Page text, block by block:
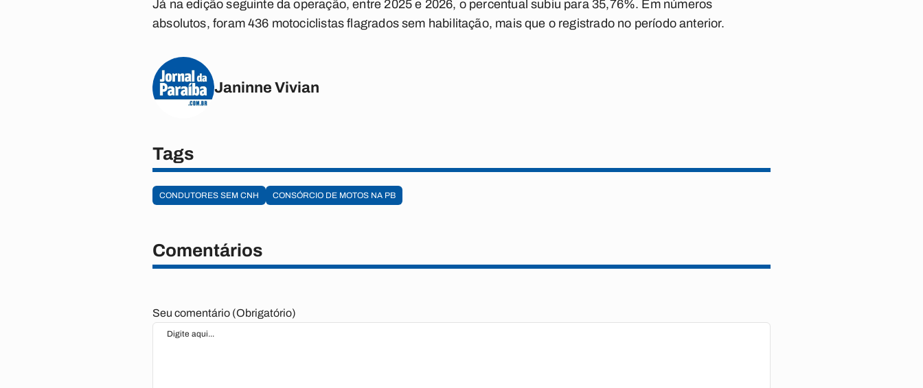
Já na edição seguinte da operação, entre 2025 e 2026, o percentual subiu para 35,76%. Em números
absolutos, foram 436 motociclistas flagrados sem habilitação, mais que o registrado no período anterior.
Janinne Vivian
Tags
CONDUTORES SEM CNH CONSÓRCIO DE MOTOS NA PB
Comentários
Seu comentário (Obrigatório)